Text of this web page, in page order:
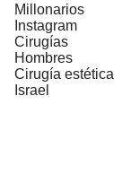
Millonarios
Instagram
Cirugías
Hombres
Cirugía estética
Israel